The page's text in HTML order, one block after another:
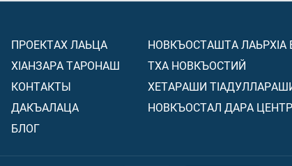
ПРОЕКТАХ ЛАЬЦА
ХIАНЗАРА ТАРОНАШ
КОНТАКТЫ
ДАКЪАЛАЦА
БЛОГ
НОВКЪОСТАШТА ЛАЬРХIА
ТХА НОВКЪОСТИЙ
ХЕТАРАШИ
НОВКЪОСТАЛ ДАРА ЦЕНТР